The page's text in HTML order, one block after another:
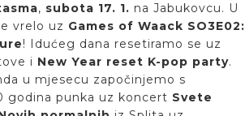
, subota 17. 1. na Jabukovcu. U
vrelo uz Games of Waack SO3E02:
! Idućeg dana resetiramo se uz
i New Year reset K-pop party.
u mjesecu započinjemo s
godina punka uz koncert Svete